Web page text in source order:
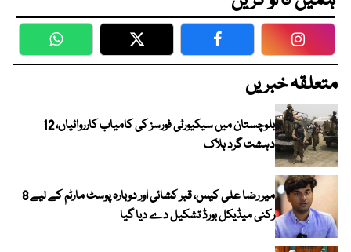
WhatsApp Twitter Facebook
متعلقہ خبریں
بلوچستان میں سیکیورٹی فورسز کی کامیاب کارروائیاں، 12
دہشت گرد ہلاک
میر رضا علی کیس، قبر کشائی اور دوبارہ پوسٹ مارٹم کے لیے 8
رکنی میڈیکل بورڈ تشکیل دے دیا گیا